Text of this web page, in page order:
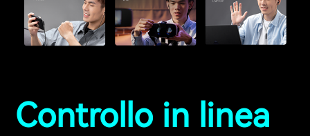
Controllo in linea